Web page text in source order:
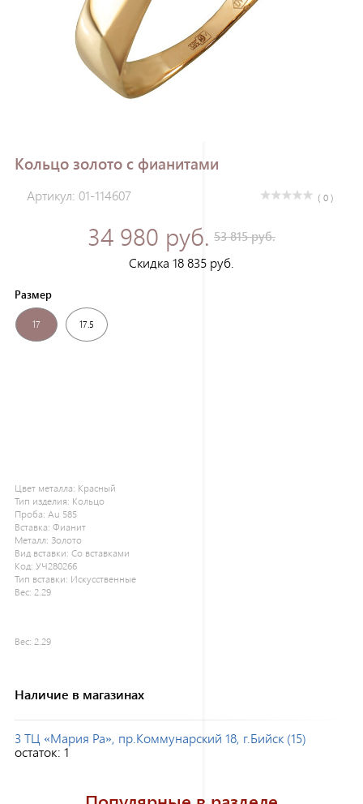
Кольцо золото с фианитами
Артикул: 01-114607 ( 0 )
34 980 руб. 53 815 руб.
Скидка 18 835 руб.
Размер
17 17.5
Цвет металла: Красный
Тип изделия: Кольцо
Проба: Au 585
Вставка: Фианит
Металл: Золото
Вид вставки: Со вставками
Код: УЧ280266
Тип вставки: Искусственные
Вес: 2.29
Вес: 2.29
Наличие в магазинах
3 ТЦ «Мария Ра», пр.Коммунарский 18, г.Бийск (15)
остаток: 1
Зарегистрироваться